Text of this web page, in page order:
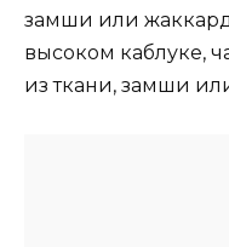
замши или
высоком каблуке,
из ткани, замши